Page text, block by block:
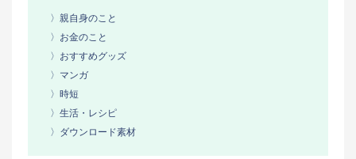
〉親自身のこと
〉お金のこと
〉おすすめグッズ
〉マンガ
〉時短
〉生活・レシピ
〉ダウンロード素材